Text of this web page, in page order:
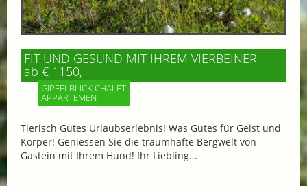
FIT UND GESUND MIT IHREM VIERBEINER
ab € 1150,-
GIPFELBLICK CHALET
APPARTEMENT
Tierisch Gutes Urlaubserlebnis! Was Gutes für Geist und
Körper! Geniessen Sie die traumhafte Bergwelt von
Gastein mit Ihrem Hund! Ihr Liebling...